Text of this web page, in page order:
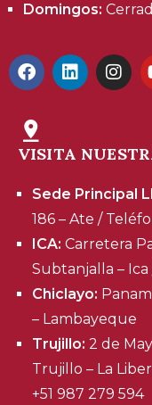
Domingos:
VISITA
Sede Principal
186 – Ate /
ICA: Carretera
Subtanjalla –
Chiclayo:
– Lambayeque
Trujillo: 2 de
Trujillo – La
+51 987 279 594